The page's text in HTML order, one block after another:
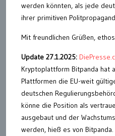
werden könnten, als jede
ihrer primitiven
Mit freundlichen Grüßen,
Update 27.1.2025:
Kryptoplattform Bitpanda hat
Plattformen die EU-weit
deutschen
könne die Position als
ausgebaut und der
werden, hieß es von